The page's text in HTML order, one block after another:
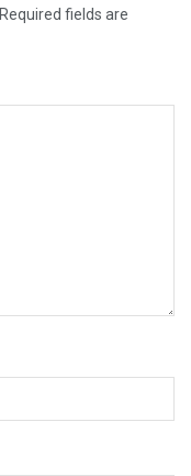
Required fields are